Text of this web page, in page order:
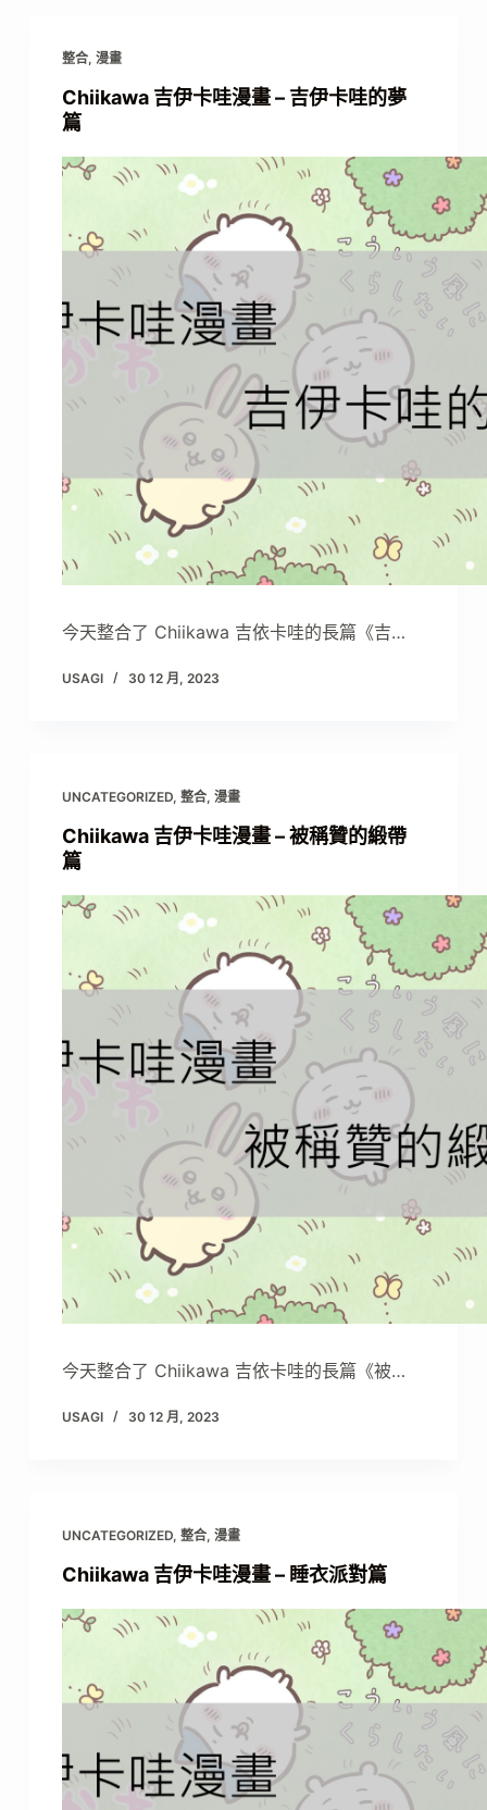
整合, 漫畫
Chiikawa 吉伊卡哇漫畫 – 吉伊卡哇的夢
篇
今天整合了 Chiikawa 吉依卡哇的長篇《吉…
USAGI 30 12 月, 2023
UNCATEGORIZED, 整合, 漫畫
Chiikawa 吉伊卡哇漫畫 – 被稱贊的緞帶
篇
今天整合了 Chiikawa 吉依卡哇的長篇《被…
USAGI 30 12 月, 2023
UNCATEGORIZED, 整合, 漫畫
Chiikawa 吉伊卡哇漫畫 – 睡衣派對篇